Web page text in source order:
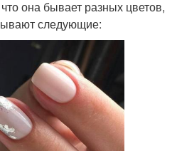
она бывает разных цветов,
следующие: